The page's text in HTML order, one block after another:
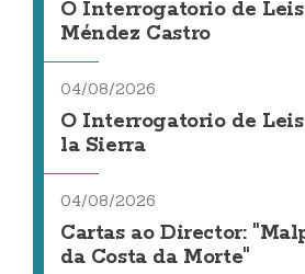
O Interrogatorio de
Méndez Castro
04/08/2026
O Interrogatorio de Leis
la Sierra
04/08/2026
Cartas ao Director:
da Costa da Morte"